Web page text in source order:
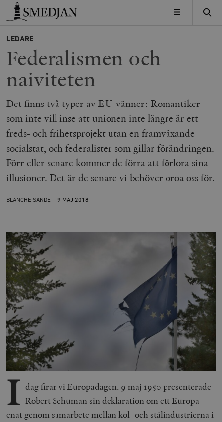
Timbro
MENY
LEDARE
Federalismen och
naiviteten
Det finns två typer av EU-vänner: Romantiker
som inte vill inse att unionen inte längre är ett
freds- och frihetsprojekt utan en framväxande
socialstat, och federalister som gillar förändringen.
Förr eller senare kommer de förra att förlora sina
illusioner. Det är de senare vi behöver oroa oss för.
BLANCHE SANDE 9 MAJ 2018
I dag firar vi Europadagen. 9 maj 1950 presenterade
Robert Schuman sin deklaration om ett Europa
enat genom samarbete mellan kol- och stålindustrierna i